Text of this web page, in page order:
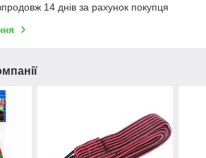
14 днів за рахунок покупця